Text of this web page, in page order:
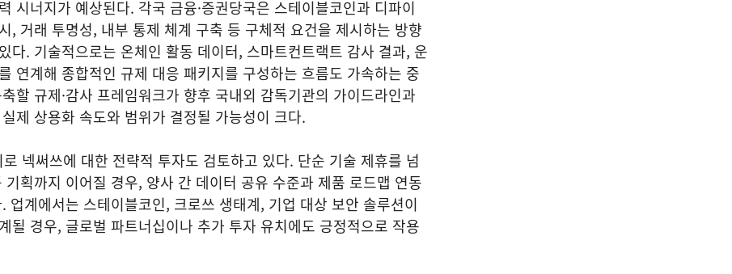
시너지가 예상된다. 각국 금융·증권당국은 스테이블코인과 디파이
, 거래 투명성, 내부 통제 체계 구축 등 구체적 요건을 제시하는 방향
다. 기술적으로는 온체인 활동 데이터, 스마트컨트랙트 감사 결과, 운
연계해 종합적인 규제 대응 패키지를 구성하는 흐름도 가속하는 중
할 규제·감사 프레임워크가 향후 국내외 감독기관의 가이드라인과
제 상용화 속도와 범위가 결정될 가능성이 크다.
넥써쓰에 대한 전략적 투자도 검토하고 있다. 단순 기술 제휴를 넘
획까지 이어질 경우, 양사 간 데이터 공유 수준과 제품 로드맵 연동
업계에서는 스테이블코인, 크로쓰 생태계, 기업 대상 보안 솔루션이
될 경우, 글로벌 파트너십이나 추가 투자 유치에도 긍정적으로 작용